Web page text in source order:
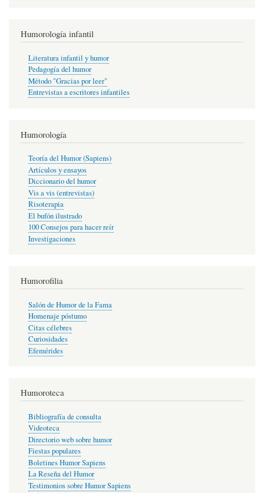
Humorología infantil
Literatura infantil y humor
Pedagogía del humor
Método "Gracias por leer"
Entrevistas a escritores infantiles
Humorología
Teoría del Humor (Sapiens)
Artículos y ensayos
Diccionario del humor
Vis a vis (entrevistas)
Risoterapia
El bufón ilustrado
100 Consejos para hacer reír
Investigaciones
Humorofilia
Salón de Humor de la Fama
Homenaje póstumo
Citas célebres
Curiosidades
Efemérides
Humoroteca
Bibliografía de consulta
Videoteca
Directorio web sobre humor
Fiestas populares
Boletines Humor Sapiens
La Reseña del Humor
Testimonios sobre Humor Sapiens